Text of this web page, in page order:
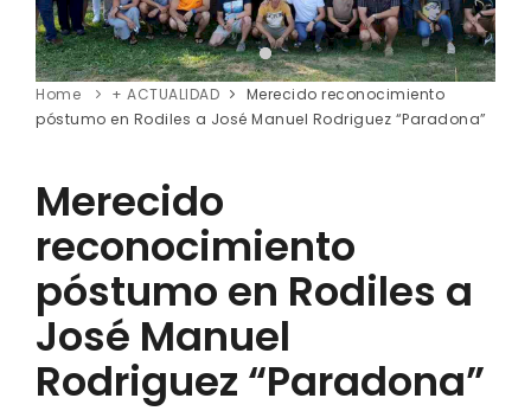
Home + ACTUALIDAD
Merecido reconocimiento
póstumo en Rodiles a José Manuel Rodriguez “Paradona”
Merecido
reconocimiento
póstumo en Rodiles a
José Manuel
Rodriguez “Paradona”